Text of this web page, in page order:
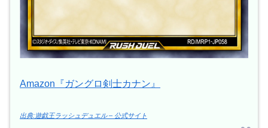
Amazon『ガングロ剣士カナン』
出典:遊戯王ラッシュデュエル – 公式サイト